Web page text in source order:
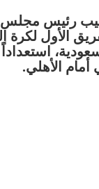
رئيس مجلس
الأول لكرة
أمام الأهلي.